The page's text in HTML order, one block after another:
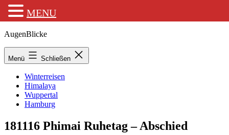
Zum
springen
AugenBlicke
Menü Schließen
Winterreisen
Himalaya
Wuppertal
Hamburg
181116 Phimai Ruhetag – Abschied
MENU